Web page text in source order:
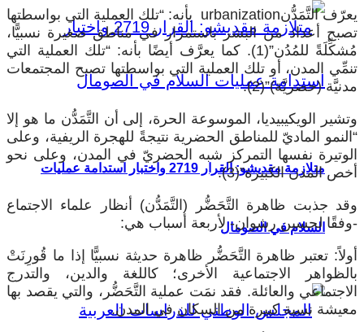
متلازمة مقديشو: القرار 2719 واختبار استدامة عمليات
السلام في الصومال
يعرّف التَّمَدُّنurbanization بأنه: “تلك العملية التي بواسطتها
تصبح أعداد من البشر باستمرار في مناطق صغيرة نسبيًّا،
مُشكِّلَةً للمُدُن”(1). كما يعرَّف أيضًا بأنه: “تلك العملية التي
تنمِّي المدن، أو تلك العملية التي بواسطتها تصبح المجتمعات
مدنيَّة (حضريَّة)”(2).
وتشير الويكيبيديا، الموسوعة الحرة، إلى أن التَّمَدُّن ما هو إلا
“النمو الماديّ للمناطق الحضرية نتيجةً للهجرة الريفية، وعلى
الوتيرة نفسها التمركز شبه الحضريّ في المدن، وعلى نحو
أخص المدن الكبيرة”(3).
وقد جذبت ظاهرة التَّحَضُّر (التَّمَدُّن) أنظار علماء الاجتماع
-وفقًا لحسين رشوان- لأربعة أسباب هي:
أولاً: تعتبر ظاهرة التَّحَضُّر ظاهرة حديثة نسبيًّا إذا ما قُورِنَتْ
بالظواهر الاجتماعية الأخرى؛ كاللغة والدين، والتدرج
الاجتماعي والعائلة. فقد نمَت عملية التَّحَضُّر، والتي يقصد بها
معيشة نسبة كبيرة من السكان في المدن.